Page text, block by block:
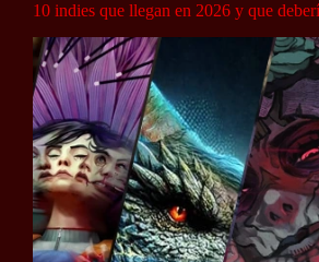
10 indies que llegan en 2026 y que